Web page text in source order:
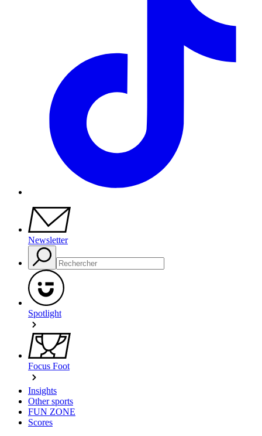
Newsletter
Spotlight
Focus Foot
Insights
Other sports
FUN ZONE
Scores